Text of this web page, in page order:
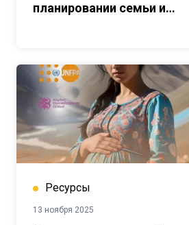
планировании семьи и
Кыргызстане (2023–2030)
Ресурсы
13 ноября 2025